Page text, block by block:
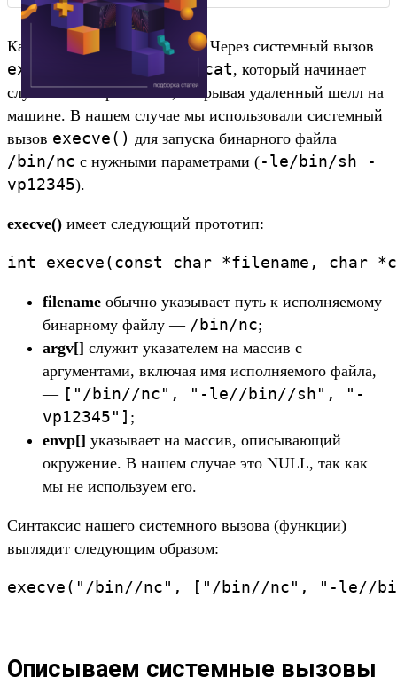
Как видишь, никакой магии. Через системный вызов
execve() запускается netcat, который начинает
слушать на порте 12345, открывая удаленный шелл на
машине. В нашем случае мы использовали системный
вызов execve() для запуска бинарного файла
/bin/nc с нужными параметрами (-le/bin/sh -
vp12345).
execve() имеет следующий прототип:
filename обычно указывает путь к исполняемому
бинарному файлу — /bin/nc;
argv[] служит указателем на массив с
аргументами, включая имя исполняемого файла,
— ["/bin//nc", "-le//bin//sh", "-
vp12345"] ;
envp[] указывает на массив, описывающий
окружение. В нашем случае это NULL, так как
мы не используем его.
Синтаксис нашего системного вызова (функции)
выглядит следующим образом:
Описываем системные вызовы